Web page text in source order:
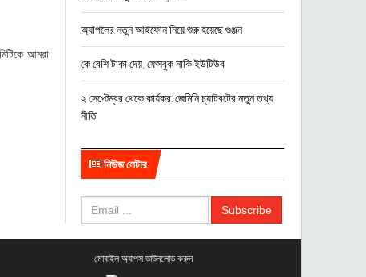
আমরা
অ্যাপলের নতুন আইফোন নিয়ে শুরু হয়েছে গুঞ্জন
কে বেশি টাকা দেয়, ফেসবুক নাকি ইউটিউব
২ সেপ্টেম্বর থেকে কার্যকর: জেমিনি চ্যাটবটের নতুন তথ্য
নীতি
নিউজ লেটার
মোবাইল অ্যাপস ডাউনলোড করুন